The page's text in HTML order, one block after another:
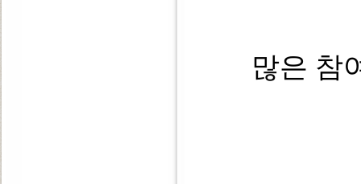
많은 참여